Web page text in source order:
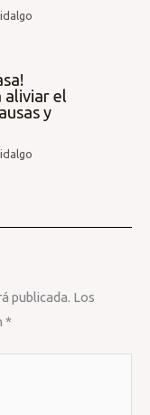
aliviar el
y
publicada. Los
*